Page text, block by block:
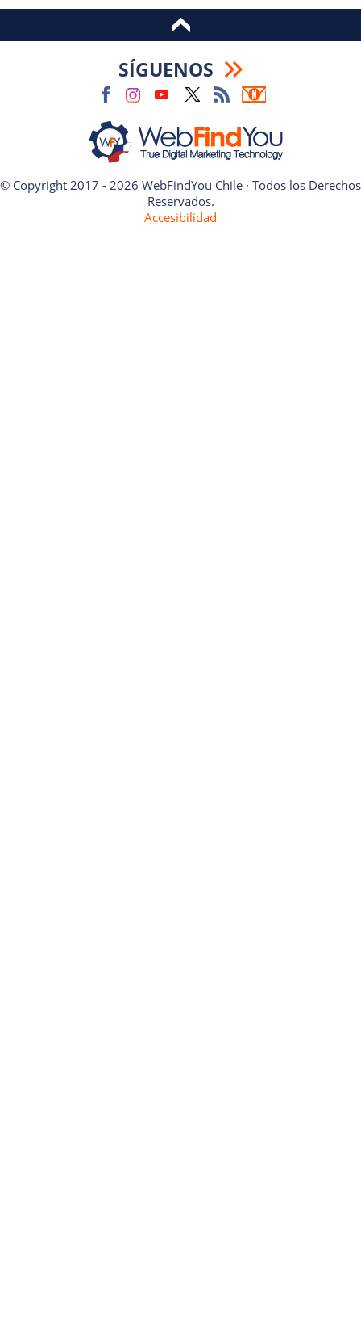
SÍGUENOS
© Copyright 2017 - 2026 WebFindYou Chile · Todos los Derechos
Reservados.
Accesibilidad